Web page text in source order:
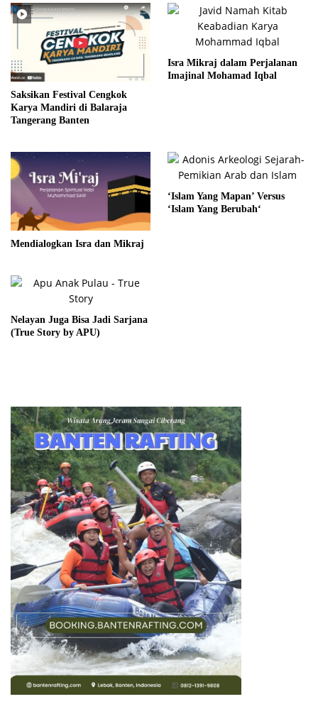
Saksikan Festival Cengkok
Karya Mandiri di Balaraja
Tangerang Banten
Isra Mikraj dalam Perjalanan
Imajinal Mohamad Iqbal
Mendialogkan Isra dan Mikraj
‘Islam Yang Mapan’ Versus
‘Islam Yang Berubah‘
Nelayan Juga Bisa Jadi Sarjana
(True Story by APU)